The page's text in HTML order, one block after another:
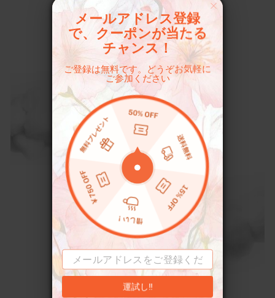
メールアドレス登録
で、クーポンが当たる
チャンス！
ご登録は無料です。どうぞお気軽に
ご参加ください
運試し‼